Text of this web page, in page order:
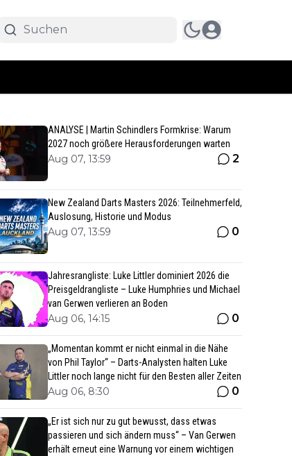
ANALYSE | Martin Schindlers Formkrise: Warum
2027 noch größere Herausforderungen warten
Aug 07, 13:59 2
New Zealand Darts Masters 2026: Teilnehmerfeld,
Auslosung, Historie und Modus
Aug 07, 13:59 0
Jahresrangliste: Luke Littler dominiert 2026 die
Preisgeldrangliste – Luke Humphries und Michael
van Gerwen verlieren an Boden
Aug 06, 14:15 0
„Momentan kommt er nicht einmal in die Nähe
von Phil Taylor“ – Darts-Analysten halten Luke
Littler noch lange nicht für den Besten aller Zeiten
Aug 06, 8:30 0
„Er ist sich nur zu gut bewusst, dass etwas
passieren und sich ändern muss“ – Van Gerwen
erhält erneut eine Warnung vor einem wichtigen